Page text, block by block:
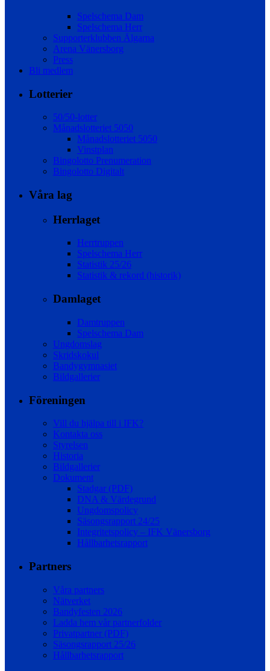
Spelschema Dam
Spelschema Herr
Supporterklubben Älgarna
Arena Vänersborg
Press
Bli medlem
Lotterier
50/50-lotter
Månadslotteriet 5050
Månadslotteriet 5050
Vinstplan
Bingolotto Prenumeration
Bingolotto Digitalt
Våra lag
Herrlaget
Herrtruppen
Spelschema Herr
Statistik 25/26
Statistik & rekord (historik)
Damlaget
Damtruppen
Spelschema Dam
Ungdomslag
Skridskokul
Bandygymnasiet
Bildgallerier
Föreningen
Vill du hjälpa till i IFK?
Kontakta oss
Styrelsen
Historia
Bildgallerier
Dokument
Stadgar (PDF)
DNA & Värdegrund
Ungdomspolicy
Säsongsrapport 24/25
Integritetspolicy – IFK Vänersborg
Hållbarhetsrapport
Partners
Våra partners
Nätverket
Bandyfesten 2026
Ladda hem vår partnerfolder
Privatpartner (PDF)
Säsongsrapport 25/26
Hållbarhetsrapport